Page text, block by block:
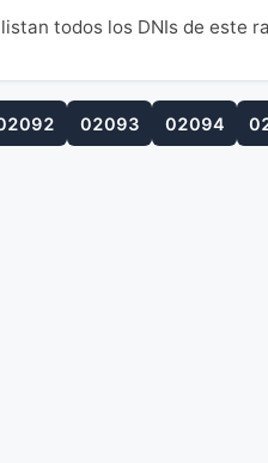
todos los DNIs de este
02093 02094